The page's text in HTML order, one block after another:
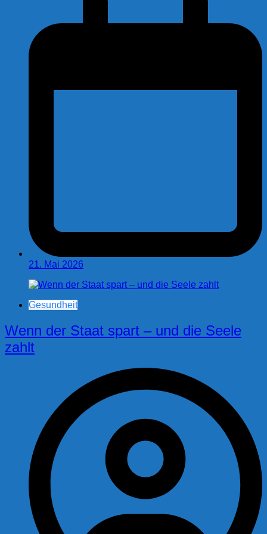
21. Mai 2026
Gesundheit
Wenn der Staat spart – und die Seele
zahlt